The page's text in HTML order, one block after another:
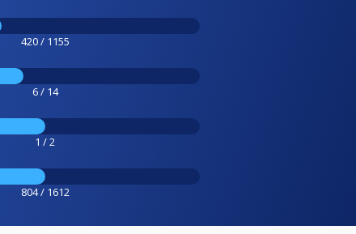
420 / 1155
6 / 14
1 / 2
804 / 1612